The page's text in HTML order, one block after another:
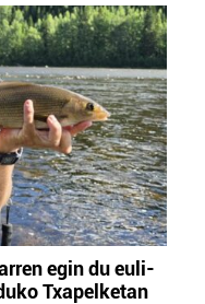
egin du euli-
Txapelketan